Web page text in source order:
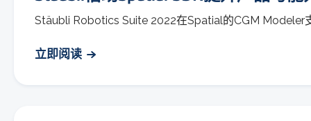
Stäubli Robotics Suite 2022在Spatial的CGM Modeler
立即阅读